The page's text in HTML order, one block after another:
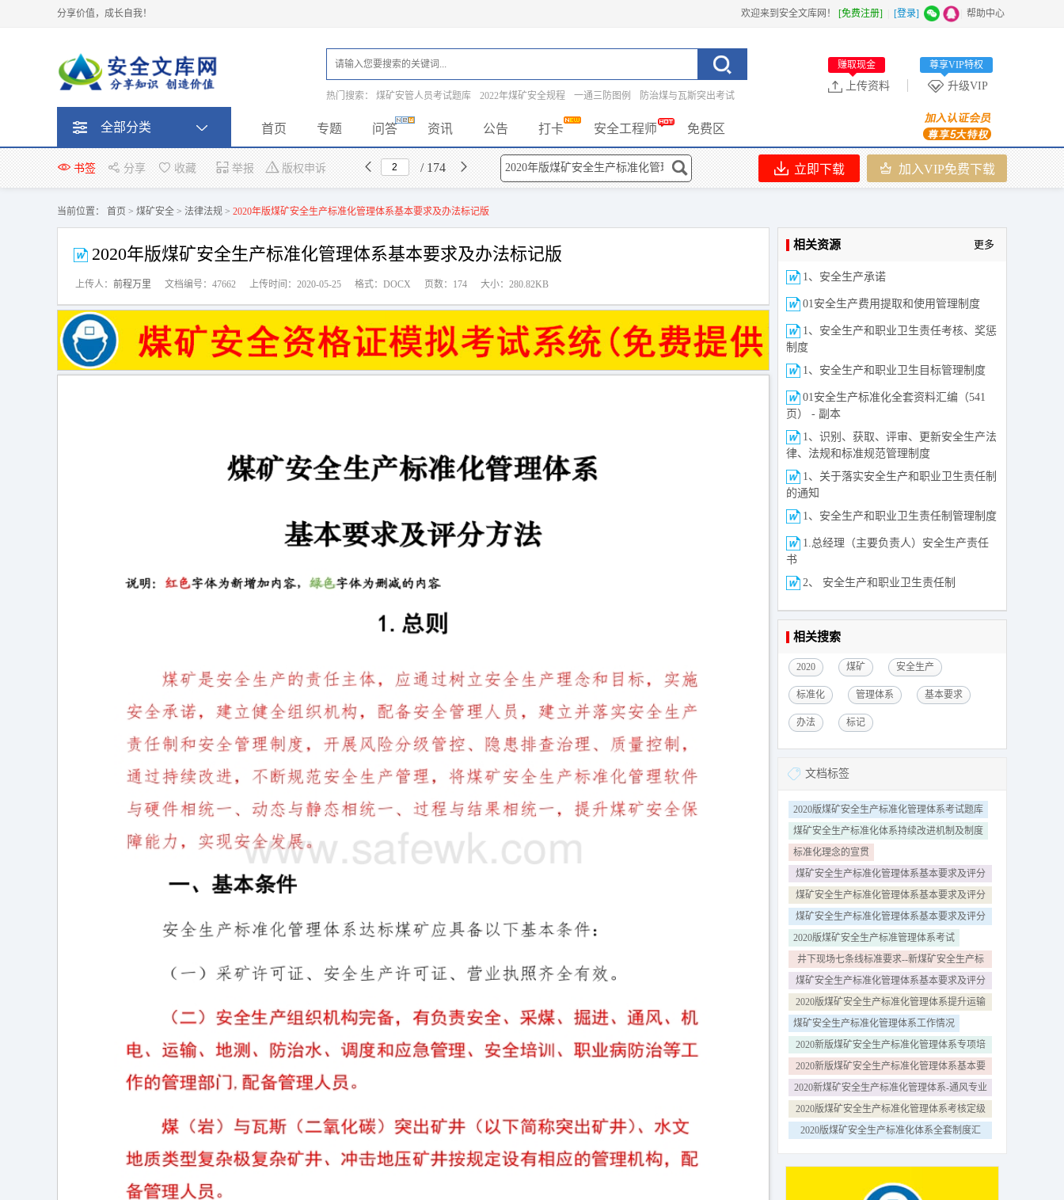
欢迎来到安全文库网！ [免费注册] [登录] 帮助中心
分享价值，成长自我！
热门搜索： 煤矿安管人员考试题库 2022年煤矿安全规程 一通三防图例
防治煤与瓦斯突出考试
升级VIP
尊享VIP特权
上传资料
赚取现金
全部分类 首页 专题 问答 资讯 公告 打卡 安全工程师 免费区
书签 分享 收藏 举报 版权申诉 / 174 立即下载 加入VIP免费下载
当前位置： 首页 > 煤矿安全 > 法律法规 > 2020年版煤矿安全生产标准化管理体系基本要求及办法标记版
2020年版煤矿安全生产标准化管理体系基本要求及办法标记版
上传人： 前程万里 文档编号：47662 上传时间：2020-05-25 格式：DOCX 页数：174 大小：280.82KB
相关资源 更多
1、安全生产承诺
01安全生产费用提取和使用管理制度
1、安全生产和职业卫生责任考核、奖惩
制度
1、安全生产和职业卫生目标管理制度
01安全生产标准化全套资料汇编（541
页） - 副本
1、识别、获取、评审、更新安全生产法
律、法规和标准规范管理制度
1、关于落实安全生产和职业卫生责任制
的通知
1、安全生产和职业卫生责任制管理制度
1.总经理（主要负责人）安全生产责任
书
2、 安全生产和职业卫生责任制
相关搜索
2020 煤矿 安全生产
标准化 管理体系 基本要求
办法 标记
文档标签
2020版煤矿安全生产标准化管理体系考试题库
煤矿安全生产标准化体系持续改进机制及制度
标准化理念的宣贯
煤矿安全生产标准化管理体系基本要求及评分
办法达标指南
煤矿安全生产标准化管理体系基本要求及评分
方法2020年版本
煤矿安全生产标准化管理体系基本要求及评分
方法试行达标指南
2020版煤矿安全生产标准管理体系考试
井下现场七条线标准要求--新煤矿安全生产标
准化
煤矿安全生产标准化管理体系基本要求及评分
评分方法专家解读
2020版煤矿安全生产标准化管理体系提升运输
专业解读
煤矿安全生产标准化管理体系工作情况
2020新版煤矿安全生产标准化管理体系专项培
训（完整版）
2020新版煤矿安全生产标准化管理体系基本要
求及评分方法
2020新煤矿安全生产标准化管理体系-通风专业
主要内容解读
2020版煤矿安全生产标准化管理体系考核定级
办法 试行
2020版煤矿安全生产标准化体系全套制度汇